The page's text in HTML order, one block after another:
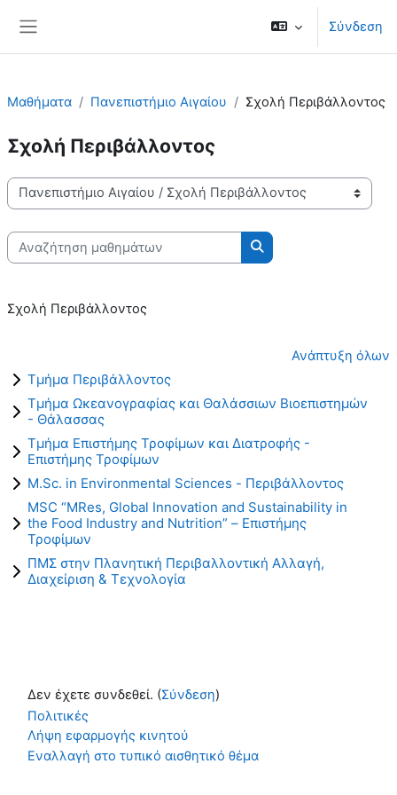
Σύνδεση
Μαθήματα Πανεπιστήμιο Αιγαίου Σχολή Περιβάλλοντος
Σχολή Περιβάλλοντος
Κατηγορίες μαθημάτων
Αναζήτηση μαθημάτων
Αναζήτηση
Σχολή Περιβάλλοντος
Ανάπτυξη όλων
Τμήμα Περιβάλλοντος
Τμήμα Ωκεανογραφίας και Θαλάσσιων Βιοεπιστημών
- Θάλασσας
Τμήμα Επιστήμης Τροφίμων και Διατροφής -
Επιστήμης Τροφίμων
M.Sc. in Environmental Sciences - Περιβάλλοντος
MSC “MRes, Global Innovation and Sustainability in
the Food Industry and Nutrition” – Επιστήμης
Τροφίμων
ΠΜΣ στην Πλανητική Περιβαλλοντική Αλλαγή,
Διαχείριση & Τεχνολογία
Δεν έχετε συνδεθεί. (Σύνδεση)
Πολιτικές
Λήψη εφαρμογής κινητού
Εναλλαγή στο τυπικό αισθητικό θέμα